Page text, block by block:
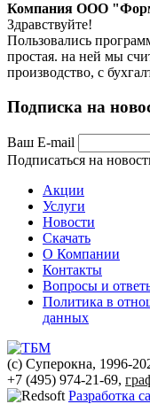
Компания ООО
Здравствуйте!
Пользовались
простая. на ней мы
производство, с
Подписка на
Ваш E-mail
Подписаться на
Акции
Услуги
Новости
Скачать
О Компании
Контакты
Вопросы и
Политика в
данных
(с) Суперокна, 1996-
+7 (495) 974-21-69,
Разработка